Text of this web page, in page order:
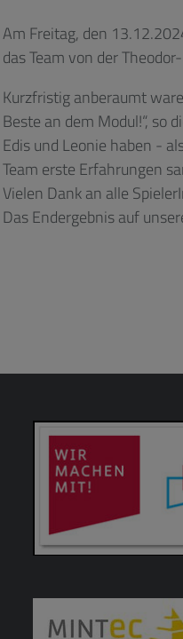
Am Freitag, den
das Team von der
Kurzfristig anberaumt
Beste an dem Modul!“, so
Edis und Leonie haben -
Team erste Erfahrungen
Vielen Dank an alle
Das Endergebnis auf